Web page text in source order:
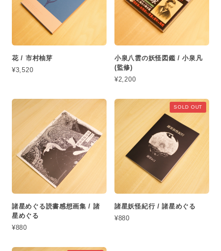
花 / 市村柚芽
¥3,520
小泉八雲の妖怪図鑑 / 小泉凡
(監修)
¥2,200
諸星めぐる読書感想画集 / 諸
星めぐる
¥880
SOLD OUT
諸星妖怪紀行 / 諸星めぐる
¥880